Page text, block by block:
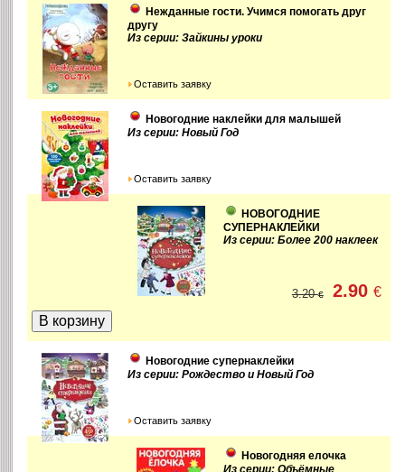
Нежданные гости. Учимся помогать друг
другу
Из серии: Зайкины уроки
Оставить заявку
Новогодние наклейки для малышей
Из серии: Новый Год
Оставить заявку
НОВОГОДНИЕ
СУПЕРНАКЛЕЙКИ
Из серии: Более 200 наклеек
3.20€ 2.90€
Новогодние супернаклейки
Из серии: Рождество и Новый Год
Оставить заявку
Новогодняя елочка
Из серии: Объёмные